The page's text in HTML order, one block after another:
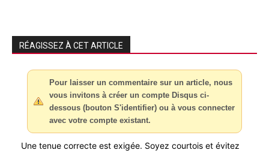
RÉAGISSEZ À CET ARTICLE
Pour laisser un commentaire sur un article, nous
vous invitons à créer un compte Disqus ci-
dessous (bouton S'identifier) ou à vous connecter
avec votre compte existant.
Une tenue correcte est exigée. Soyez courtois et évitez